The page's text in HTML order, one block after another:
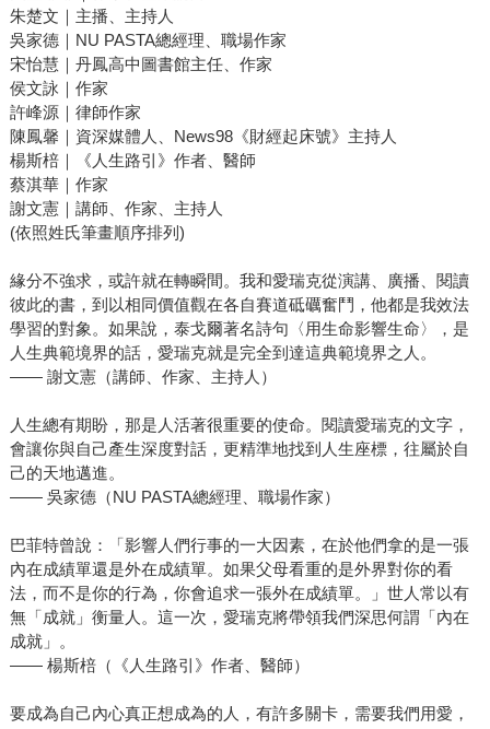
僅見證他尾牙抽到獎，也能感受到他身上的氣流變得順暢，
每天都精神奕奕、神采飛揚。願這本好書也能讓更多有緣讀
者看見，帶領大家走向「愈來愈正向」的人生！
朱楚文｜主播、主持人
吳家德｜NU PASTA總經理、職場作家
宋怡慧｜丹鳳高中圖書館主任、作家
侯文詠｜作家
許峰源｜律師作家
陳鳳馨｜資深媒體人、News98《財經起床號》主持人
楊斯棓｜《人生路引》作者、醫師
蔡淇華｜作家
謝文憲｜講師、作家、主持人
(依照姓氏筆畫順序排列)
緣分不強求，或許就在轉瞬間。我和愛瑞克從演講、廣播、閱讀
彼此的書，到以相同價值觀在各自賽道砥礪奮鬥，他都是我效法
學習的對象。如果說，泰戈爾著名詩句〈用生命影響生命〉，是
人生典範境界的話，愛瑞克就是完全到達這典範境界之人。
—— 謝文憲（講師、作家、主持人）
人生總有期盼，那是人活著很重要的使命。閱讀愛瑞克的文字，
會讓你與自己產生深度對話，更精準地找到人生座標，往屬於自
己的天地邁進。
—— 吳家德（NU PASTA總經理、職場作家）
巴菲特曾說：「影響人們行事的一大因素，在於他們拿的是一張
內在成績單還是外在成績單。如果父母看重的是外界對你的看
法，而不是你的行為，你會追求一張外在成績單。」世人常以有
無「成就」衡量人。這一次，愛瑞克將帶領我們深思何謂「內在
成就」。
—— 楊斯棓（《人生路引》作者、醫師）
要成為自己內心真正想成為的人，有許多關卡，需要我們用愛，